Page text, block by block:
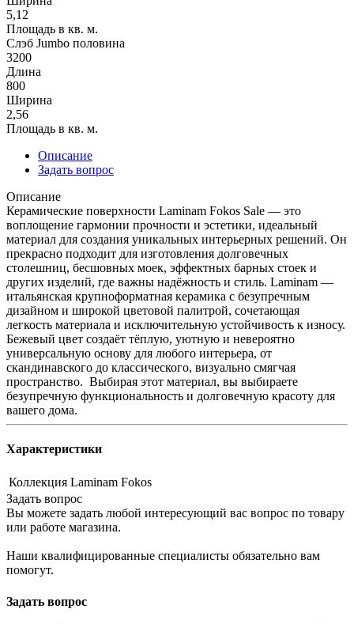
5,12
Площадь в кв. м.
Слэб Jumbo половина
3200
Длина
800
Ширина
2,56
Площадь в кв. м.
Описание
Задать вопрос
Описание
Керамические поверхности Laminam Fokos Sale — это
воплощение гармонии прочности и эстетики, идеальный
материал для создания уникальных интерьерных решений. Он
прекрасно подходит для изготовления долговечных
столешниц, бесшовных моек, эффектных барных стоек и
других изделий, где важны надёжность и стиль. Laminam —
итальянская крупноформатная керамика с безупречным
дизайном и широкой цветовой палитрой, сочетающая
легкость материала и исключительную устойчивость к износу.
Бежевый цвет создаёт тёплую, уютную и невероятно
универсальную основу для любого интерьера, от
скандинавского до классического, визуально смягчая
пространство. Выбирая этот материал, вы выбираете
безупречную функциональность и долговечную красоту для
вашего дома.
Характеристики
Коллекция Laminam Fokos
Задать вопрос
Вы можете задать любой интересующий вас вопрос по товару
или работе магазина.
Наши квалифицированные специалисты обязательно вам
помогут.
Задать вопрос